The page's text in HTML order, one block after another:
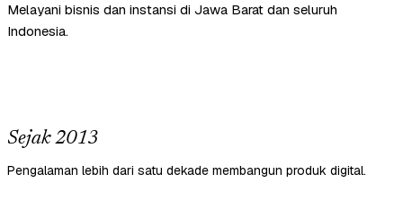
Melayani bisnis dan instansi di Jawa Barat dan seluruh
Indonesia.
Sejak 2013
Pengalaman lebih dari satu dekade membangun produk digital.